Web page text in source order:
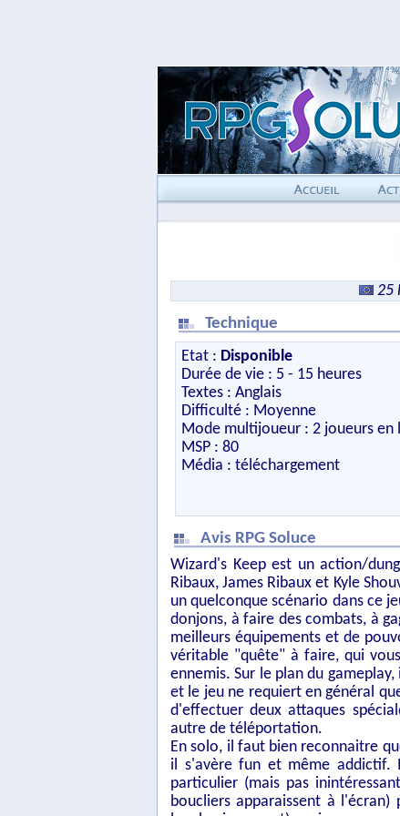
25
Technique
Etat : Disponible
Durée de vie : 5 - 15 heures
Textes : Anglais
Difficulté : Moyenne
Mode multijoueur : 2 joueurs en
MSP : 80
Média : téléchargement
Avis RPG Soluce
Wizard's Keep est un action/
Ribaux, James Ribaux et Kyle
un quelconque scénario dans ce
donjons, à faire des combats, à
meilleurs équipements et de
véritable "quête" à faire, qui
ennemis. Sur le plan du
et le jeu ne requiert en général
d'effectuer deux attaques
autre de téléportation.
En solo, il faut bien reconnaitre
il s'avère fun et même addictif.
particulier (mais pas
boucliers apparaissent à